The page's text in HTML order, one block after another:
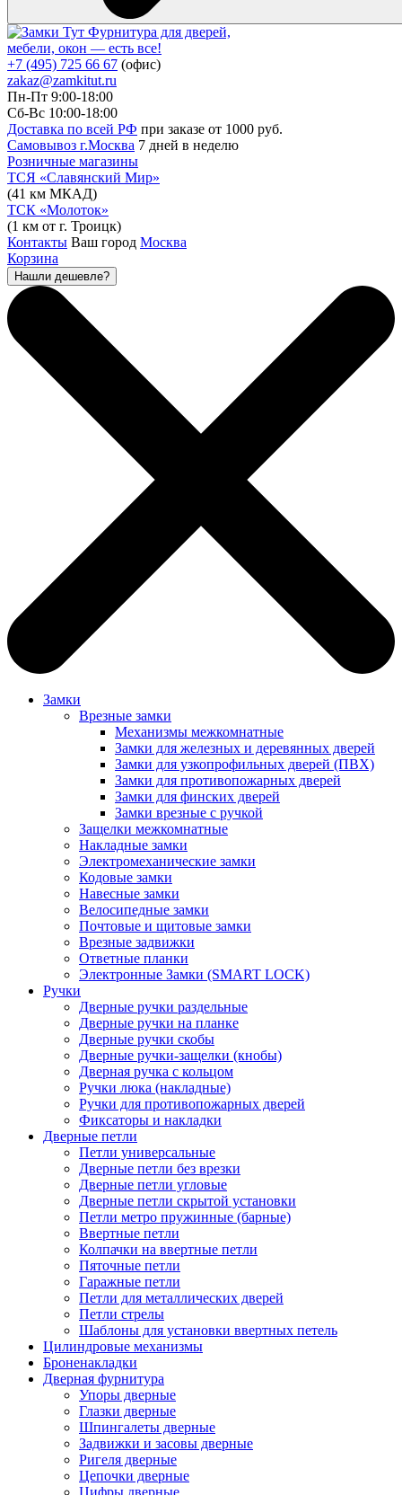
Фурнитура для дверей,
мебели, окон — есть все!
+7 (495) 725 66 67 (офис)
zakaz@zamkitut.ru
Пн-Пт 9:00-18:00
Сб-Вс 10:00-18:00
Доставка по всей РФ при заказе от 1000 руб.
Самовывоз г.Москва 7 дней в неделю
Розничные магазины
ТСЯ «Славянский Мир»
(41 км МКАД)
ТСК «Молоток»
(1 км от г. Троицк)
Контакты Ваш город Москва
Корзина
Нашли дешевле?
Замки
Врезные замки
Механизмы межкомнатные
Замки для железных и деревянных дверей
Замки для узкопрофильных дверей (ПВХ)
Замки для противопожарных дверей
Замки для финских дверей
Замки врезные с ручкой
Защелки межкомнатные
Накладные замки
Электромеханические замки
Кодовые замки
Навесные замки
Велосипедные замки
Почтовые и щитовые замки
Врезные задвижки
Ответные планки
Электронные Замки (SMART LOCK)
Ручки
Дверные ручки раздельные
Дверные ручки на планке
Дверные ручки скобы
Дверные ручки-защелки (кнобы)
Дверная ручка с кольцом
Ручки люка (накладные)
Ручки для противопожарных дверей
Фиксаторы и накладки
Дверные петли
Петли универсальные
Дверные петли без врезки
Дверные петли угловые
Дверные петли скрытой установки
Петли метро пружинные (барные)
Ввертные петли
Колпачки на ввертные петли
Пяточные петли
Гаражные петли
Петли для металлических дверей
Петли стрелы
Шаблоны для установки ввертных петель
Цилиндровые механизмы
Броненакладки
Дверная фурнитура
Упоры дверные
Глазки дверные
Шпингалеты дверные
Задвижки и засовы дверные
Ригеля дверные
Цепочки дверные
Цифры дверные